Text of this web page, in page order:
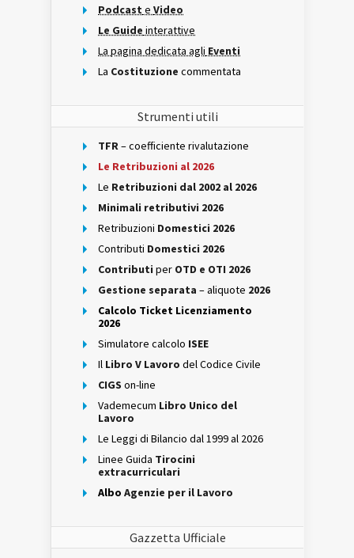
Podcast e Video
Le Guide interattive
La pagina dedicata agli Eventi
La Costituzione commentata
Strumenti utili
TFR – coefficiente rivalutazione
Le Retribuzioni al 2026
Le Retribuzioni dal 2002 al 2026
Minimali retributivi 2026
Retribuzioni Domestici 2026
Contributi Domestici 2026
Contributi per OTD e OTI 2026
Gestione separata – aliquote 2026
Calcolo Ticket Licenziamento
2026
Simulatore calcolo ISEE
Il Libro V Lavoro del Codice Civile
CIGS on-line
Vademecum Libro Unico del
Lavoro
Le Leggi di Bilancio dal 1999 al 2026
Linee Guida Tirocini
extracurriculari
Albo Agenzie per il Lavoro
Gazzetta Ufficiale